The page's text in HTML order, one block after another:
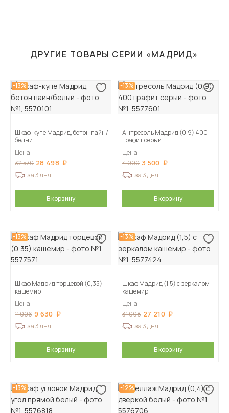
ДРУГИЕ ТОВАРЫ СЕРИИ «МАДРИД»
-13%
Шкаф-купе Мадрид, бетон пайн/
белый
Цена
32 570 28 498
за 3 дня
В корзину
-13%
Антресоль Мадрид (0,9) 400
графит серый
Цена
4 000 3 500
за 3 дня
В корзину
-13%
Шкаф Мадрид торцевой (0,35)
кашемир
Цена
11 006 9 630
за 3 дня
В корзину
-13%
Шкаф Мадрид (1,5) с зеркалом
кашемир
Цена
31 098 27 210
за 3 дня
В корзину
-13% -12%